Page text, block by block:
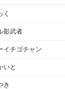
く
影武者
イチゴチャン
いと
き